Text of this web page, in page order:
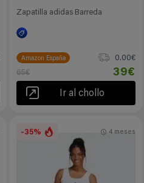
Zapatilla adidas Barreda
Amazon España
0.00€
65€
39€
Ir al chollo
-35% 4 meses